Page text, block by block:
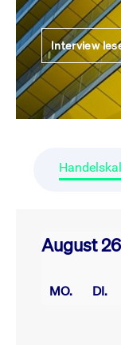
Interview
August 26
MO. DI.